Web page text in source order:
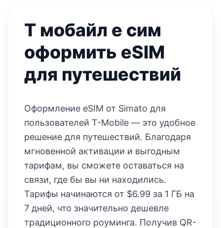
Т мобайл е сим
оформить eSIM
для путешествий
Оформление eSIM от Simato для
пользователей Т-Mobile — это удобное
решение для путешествий. Благодаря
мгновенной активации и выгодным
тарифам, вы сможете оставаться на
связи, где бы вы ни находились.
Тарифы начинаются от $6.99 за 1 ГБ на
7 дней, что значительно дешевле
традиционного роуминга. Получив QR-